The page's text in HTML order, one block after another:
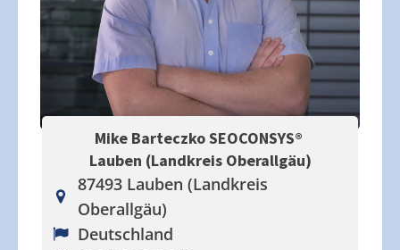
Mike Barteczko SEOCONSYS®
Lauben (Landkreis Oberallgäu)
87493 Lauben (Landkreis
Oberallgäu)
Deutschland